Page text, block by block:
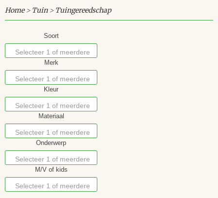
Home> Tuin> Tuingereedschap
Soort
Selecteer 1 of meerdere
opties
Merk
Selecteer 1 of meerdere
opties
Kleur
Selecteer 1 of meerdere
opties
Materiaal
Selecteer 1 of meerdere
opties
Onderwerp
Selecteer 1 of meerdere
opties
M/V of kids
Selecteer 1 of meerdere